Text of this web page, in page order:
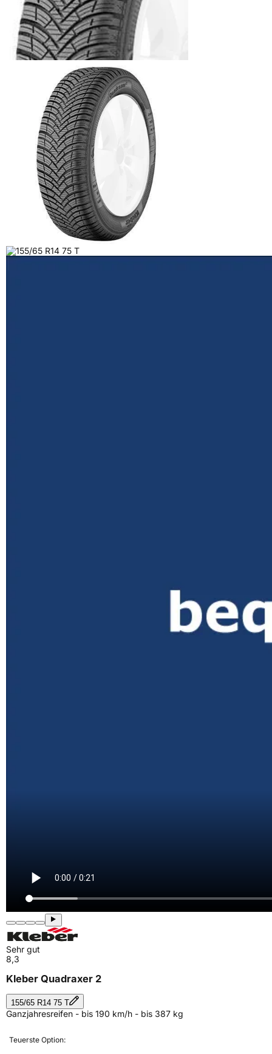
Sehr gut
8,3
Kleber Quadraxer 2
155/65 R14 75 T
Ganzjahresreifen - bis 190 km/h - bis 387 kg
Teuerste Option: